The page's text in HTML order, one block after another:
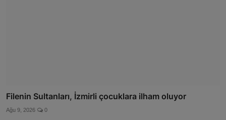
Filenin Sultanları, İzmirli çocuklara ilham oluyor
Ağu 9, 2026 0